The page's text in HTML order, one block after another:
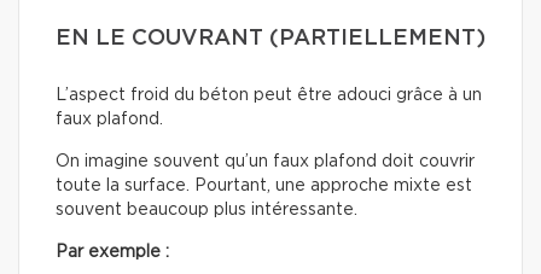
EN LE COUVRANT (PARTIELLEMENT)
L’aspect froid du béton peut être adouci grâce à un
faux plafond.
On imagine souvent qu’un faux plafond doit couvrir
toute la surface. Pourtant, une approche mixte est
souvent beaucoup plus intéressante.
Par exemple :